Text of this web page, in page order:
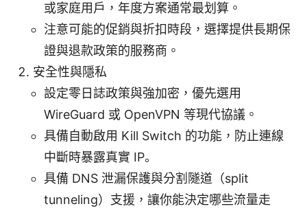
或家庭用戶，年度方案通常最划算。
注意可能的促銷與折扣時段，選擇提供長期保
證與退款政策的服務商。
安全性與隱私
設定零日誌政策與強加密，優先選用
WireGuard 或 OpenVPN 等現代協議。
具備自動啟用 Kill Switch 的功能，防止連線
中斷時暴露真實 IP。
具備 DNS 泄漏保護與分割隧道（split
tunneling）支援，讓你能決定哪些流量走